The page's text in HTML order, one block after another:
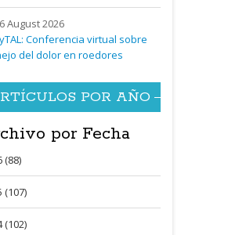
August 2026
Conferencia virtual sobre
del dolor en roedores
POR AÑO
por Fecha
(88)
(107)
(102)